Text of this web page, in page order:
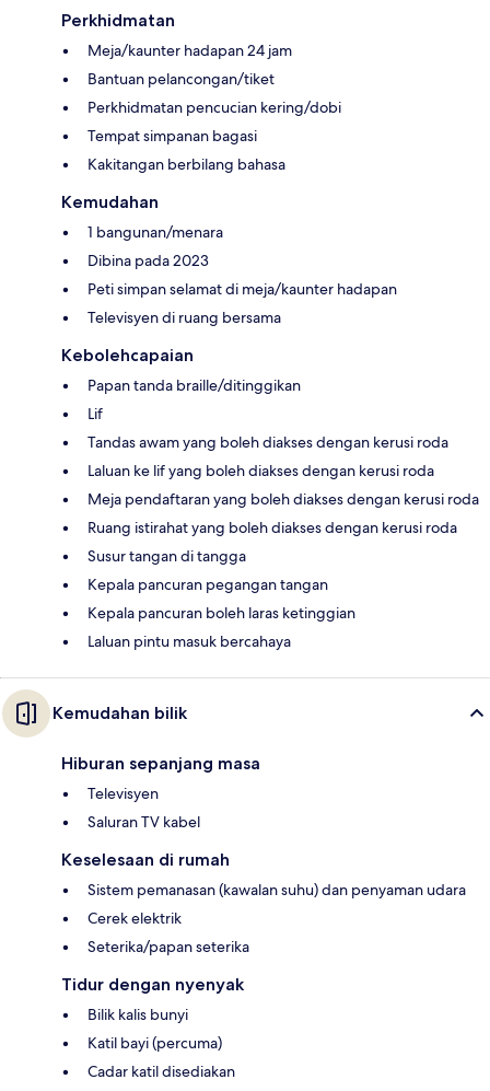
Perkhidmatan
Meja/kaunter hadapan 24 jam
Bantuan pelancongan/tiket
Perkhidmatan pencucian kering/dobi
Tempat simpanan bagasi
Kakitangan berbilang bahasa
Kemudahan
1 bangunan/menara
Dibina pada 2023
Peti simpan selamat di meja/kaunter hadapan
Televisyen di ruang bersama
Kebolehcapaian
Papan tanda braille/ditinggikan
Lif
Tandas awam yang boleh diakses dengan kerusi roda
Laluan ke lif yang boleh diakses dengan kerusi roda
Meja pendaftaran yang boleh diakses dengan kerusi roda
Ruang istirahat yang boleh diakses dengan kerusi roda
Susur tangan di tangga
Kepala pancuran pegangan tangan
Kepala pancuran boleh laras ketinggian
Laluan pintu masuk bercahaya
Kemudahan bilik
Hiburan sepanjang masa
Televisyen
Saluran TV kabel
Keselesaan di rumah
Sistem pemanasan (kawalan suhu) dan penyaman udara
Cerek elektrik
Seterika/papan seterika
Tidur dengan nyenyak
Bilik kalis bunyi
Katil bayi (percuma)
Cadar katil disediakan